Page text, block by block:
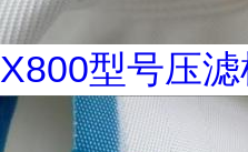
X800型号压